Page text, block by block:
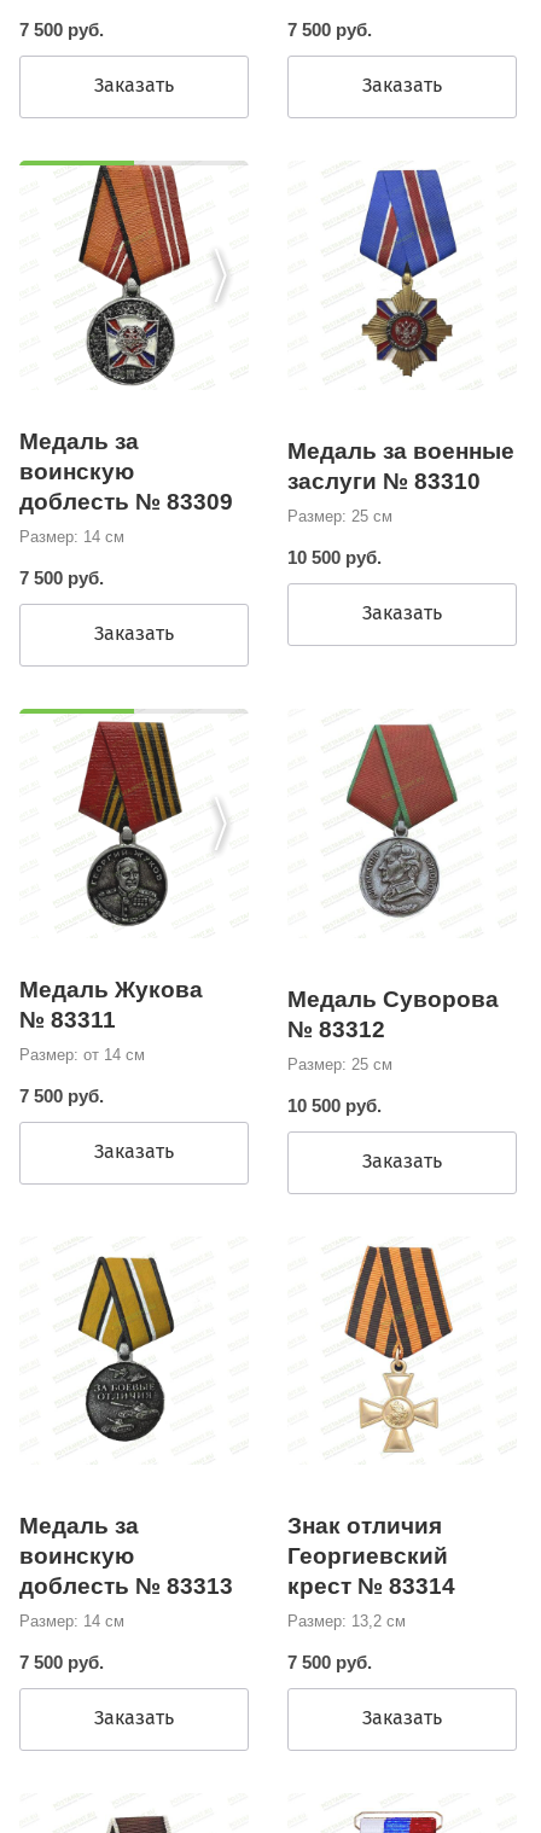
7 500 руб.
Заказать
7 500 руб.
Заказать
Медаль за
воинскую
доблесть № 83309
Размер: 14 см
7 500 руб.
Заказать
Медаль за военные
заслуги № 83310
Размер: 25 см
10 500 руб.
Заказать
Медаль Жукова
№ 83311
Размер: от 14 см
7 500 руб.
Заказать
Медаль Суворова
№ 83312
Размер: 25 см
10 500 руб.
Заказать
Медаль за
воинскую
доблесть № 83313
Размер: 14 см
7 500 руб.
Заказать
Знак отличия
Георгиевский
крест № 83314
Размер: 13,2 см
7 500 руб.
Заказать